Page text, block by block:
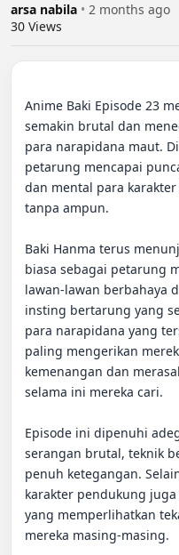
arsa nabila • 2 months ago
30 Views
Anime Baki Episode 23
semakin brutal dan
para narapidana maut.
petarung mencapai
dan mental para
tanpa ampun.
Baki Hanma terus
biasa sebagai petarung
lawan-lawan berbahaya
insting bertarung yang
para narapidana yang
paling mengerikan
kemenangan dan
selama ini mereka cari.
Episode ini dipenuhi
serangan brutal, teknik
penuh ketegangan.
karakter pendukung
yang memperlihatkan
mereka masing-masing.